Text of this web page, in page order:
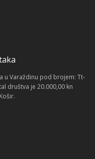
u Varaždinu pod brojem: Tt-
društva je 20.000,00 kn